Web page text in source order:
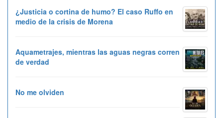
¿Justicia o cortina de humo? El caso Ruffo en
medio de la crisis de Morena
Aquametrajes, mientras las aguas negras corren
de verdad
No me olviden